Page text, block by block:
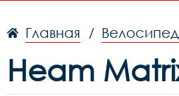
Главная /
Heam